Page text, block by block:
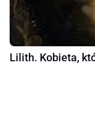
Lilith. Kobieta,